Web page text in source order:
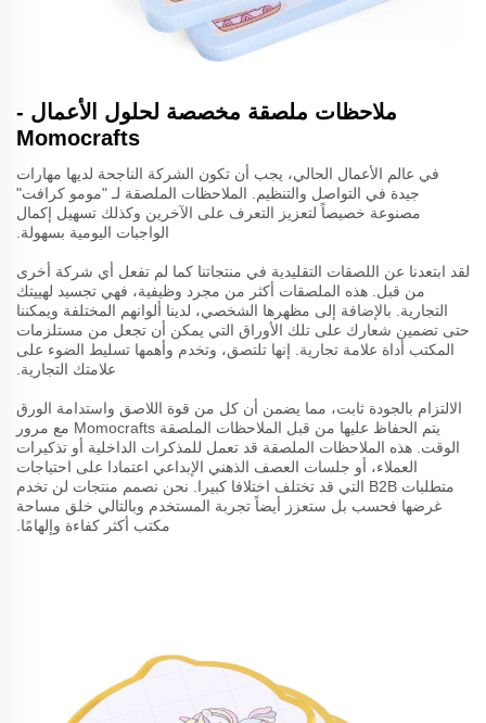
ملاحظات ملصقة مخصصة لحلول الأعمال -
Momocrafts
في عالم الأعمال الحالي، يجب أن تكون الشركة الناجحة لديها مهارات
جيدة في التواصل والتنظيم. الملاحظات الملصقة لـ "مومو كرافت"
مصنوعة خصيصاً لتعزيز التعرف على الآخرين وكذلك تسهيل إكمال
الواجبات اليومية بسهولة.
لقد ابتعدنا عن اللصقات التقليدية في منتجاتنا كما لم تفعل أي شركة أخرى
من قبل. هذه الملصقات أكثر من مجرد وظيفية، فهي تجسيد لهييتك
التجارية. بالإضافة إلى مظهرها الشخصي، لدينا ألوانهم المختلفة ويمكننا
حتى تضمين شعارك على تلك الأوراق التي يمكن أن تجعل من مستلزمات
المكتب أداة علامة تجارية. إنها تلتصق، وتخدم وأهمها تسليط الضوء على
علامتك التجارية.
الالتزام بالجودة ثابت، مما يضمن أن كل من قوة اللاصق واستدامة الورق
يتم الحفاظ عليها من قبل الملاحظات الملصقة Momocrafts مع مرور
الوقت. هذه الملاحظات الملصقة قد تعمل للمذكرات الداخلية أو تذكيرات
العملاء، أو جلسات العصف الذهني الإبداعي اعتمادا على احتياجات
متطلبات B2B التي قد تختلف اختلافا كبيرا. نحن نصمم منتجات لن تخدم
غرضها فحسب بل ستعزز أيضاً تجربة المستخدم وبالتالي خلق مساحة
مكتب أكثر كفاءة وإلهامًا.